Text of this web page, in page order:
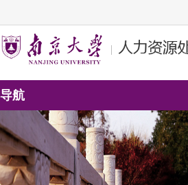
导航